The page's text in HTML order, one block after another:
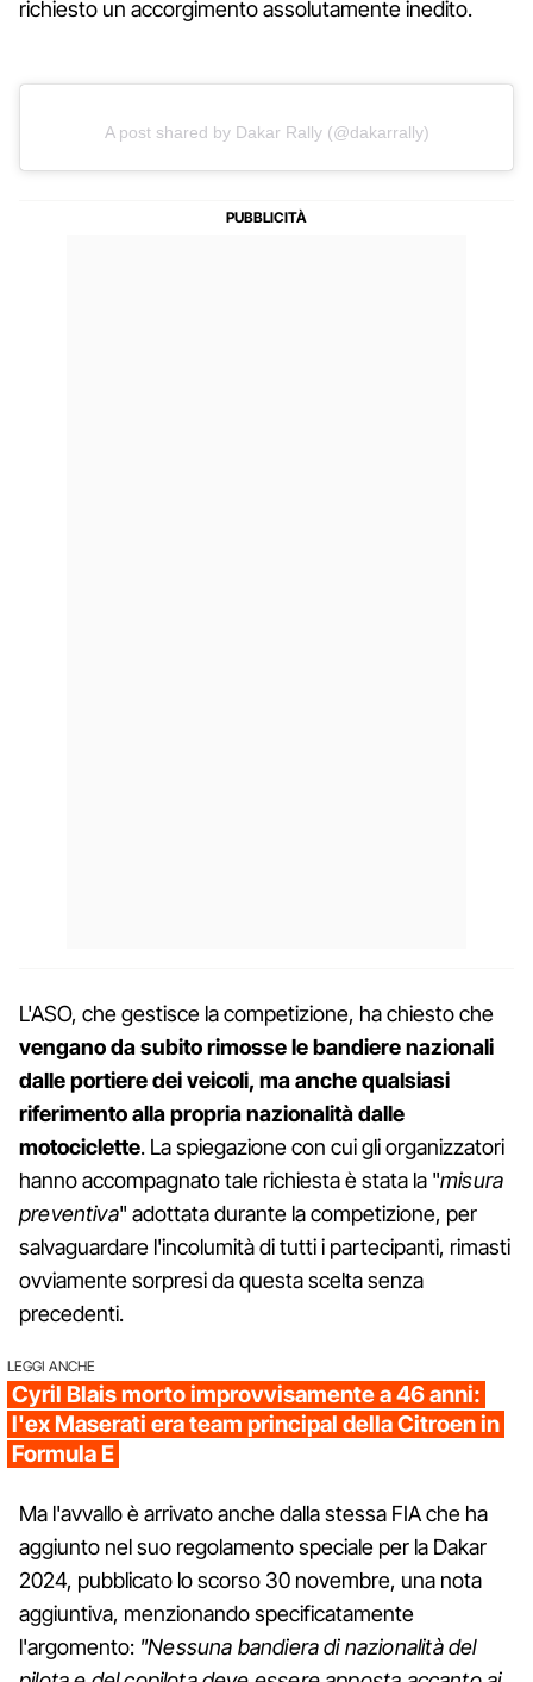
richiesto un accorgimento assolutamente inedito.
A post shared by Dakar Rally (@dakarrally)
L'ASO, che gestisce la competizione, ha chiesto che
vengano da subito rimosse le bandiere nazionali
dalle portiere dei veicoli, ma anche qualsiasi
riferimento alla propria nazionalità dalle
motociclette. La spiegazione con cui gli organizzatori
hanno accompagnato tale richiesta è stata la "misura
preventiva" adottata durante la competizione, per
salvaguardare l'incolumità di tutti i partecipanti, rimasti
ovviamente sorpresi da questa scelta senza
precedenti.
LEGGI ANCHE
Cyril Blais morto improvvisamente a 46 anni:
l'ex Maserati era team principal della Citroen in
Formula E
Ma l'avvallo è arrivato anche dalla stessa FIA che ha
aggiunto nel suo regolamento speciale per la Dakar
2024, pubblicato lo scorso 30 novembre, una nota
aggiuntiva, menzionando specificatamente
l'argomento: "Nessuna bandiera di nazionalità del